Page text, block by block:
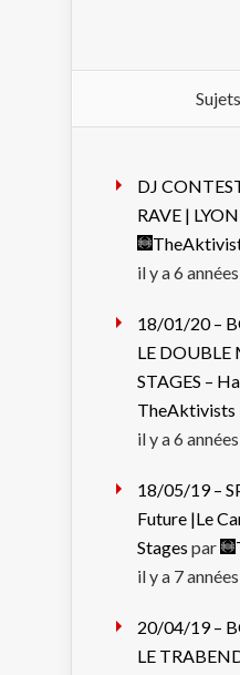
DJ
RAVE |
il y a 6
18/01/20 –
LE DOUBLE
STAGES –
TheAktivists
il y a 6
18/05/19 –
Future |Le
Stages par
il y a 7
20/04/19 –
LE